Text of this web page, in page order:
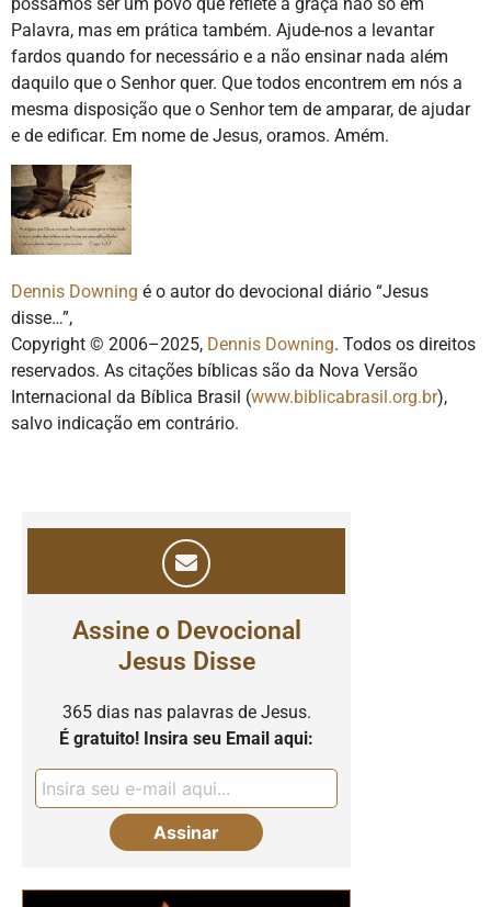
Palavra, mas em prática também. Ajude-nos a levantar
fardos quando for necessário e a não ensinar nada além
daquilo que o Senhor quer. Que todos encontrem em nós a
mesma disposição que o Senhor tem de amparar, de ajudar
e de edificar. Em nome de Jesus, oramos. Amém.
Dennis Downing é o autor do devocional diário “Jesus
disse…”,
Copyright © 2006–2025, Dennis Downing. Todos os direitos
reservados. As citações bíblicas são da Nova Versão
Internacional da Bíblica Brasil (www.biblicabrasil.org.br),
salvo indicação em contrário.
Assine o Devocional
Jesus Disse
365 dias nas palavras de Jesus.
É gratuito! Insira seu Email aqui: